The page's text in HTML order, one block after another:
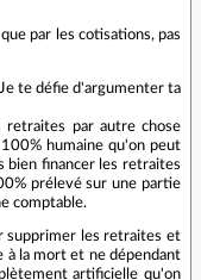
par les cotisations, pas
te défie d'argumenter ta
retraites par autre chose
humaine qu'on peut
bien financer les retraites
prélevé sur une partie
comptable.
supprimer les retraites et
à la mort et ne dépendant
artificielle qu'on